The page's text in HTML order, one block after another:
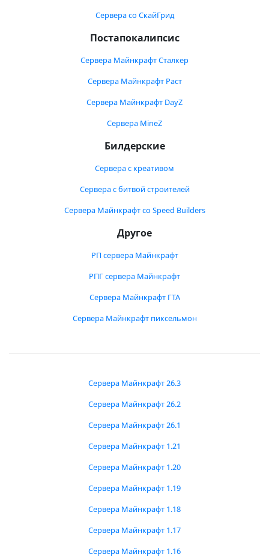
Сервера со СкайГрид
Постапокалипсис
Сервера Майнкрафт Сталкер
Сервера Майнкрафт Раст
Сервера Майнкрафт DayZ
Сервера MineZ
Билдерские
Сервера с креативом
Сервера с битвой строителей
Сервера Майнкрафт со Speed Builders
Другое
РП сервера Майнкрафт
РПГ сервера Майнкрафт
Сервера Майнкрафт ГТА
Сервера Майнкрафт пиксельмон
Сервера Майнкрафт 26.3
Сервера Майнкрафт 26.2
Сервера Майнкрафт 26.1
Сервера Майнкрафт 1.21
Сервера Майнкрафт 1.20
Сервера Майнкрафт 1.19
Сервера Майнкрафт 1.18
Сервера Майнкрафт 1.17
Сервера Майнкрафт 1.16